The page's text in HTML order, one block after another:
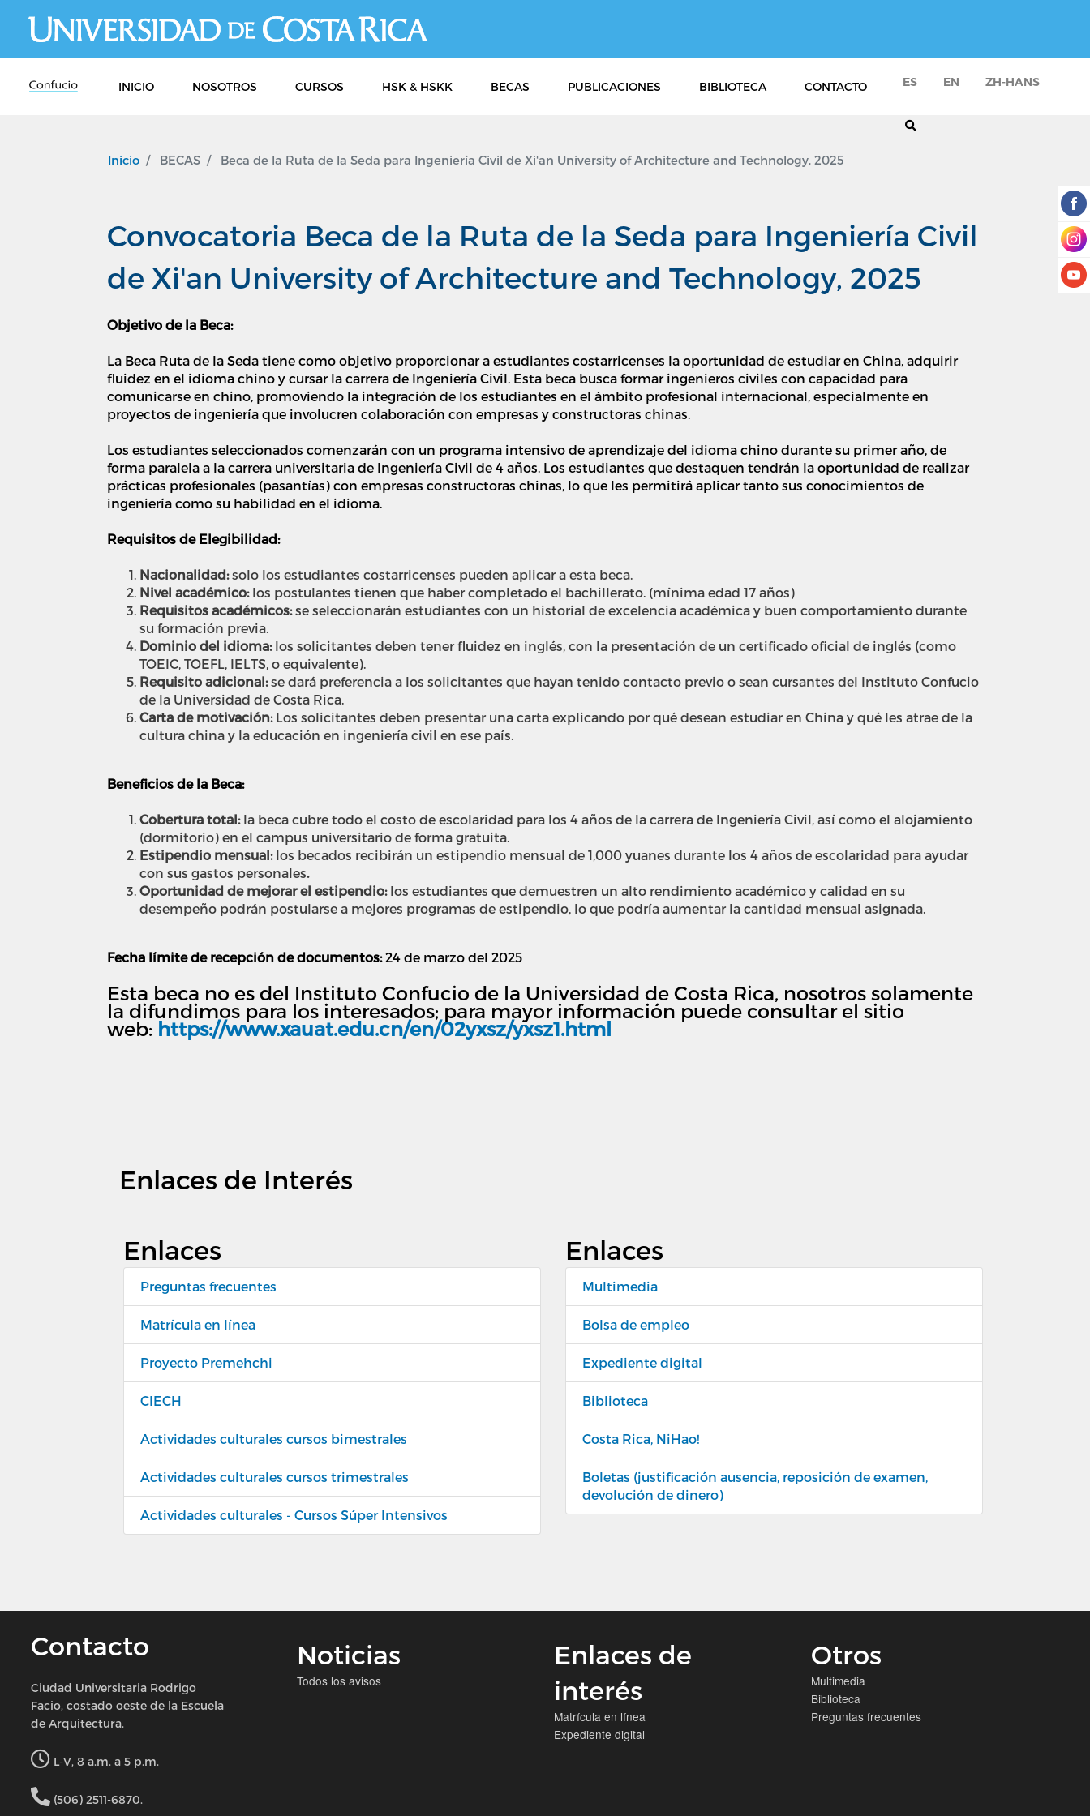
INICIO NOSOTROS CURSOS HSK & HSKK BECAS PUBLICACIONES BIBLIOTECA CONTACTO ES EN ZH-HANS
Inicio BECAS Beca de la Ruta de la Seda para Ingeniería Civil de Xi'an University of Architecture and Technology, 2025
Convocatoria Beca de la Ruta de la Seda para Ingeniería Civil
de Xi'an University of Architecture and Technology, 2025
Objetivo de la Beca:
La Beca Ruta de la Seda tiene como objetivo proporcionar a estudiantes costarricenses la oportunidad de estudiar en China, adquirir
fluidez en el idioma chino y cursar la carrera de Ingeniería Civil. Esta beca busca formar ingenieros civiles con capacidad para
comunicarse en chino, promoviendo la integración de los estudiantes en el ámbito profesional internacional, especialmente en
proyectos de ingeniería que involucren colaboración con empresas y constructoras chinas.
Los estudiantes seleccionados comenzarán con un programa intensivo de aprendizaje del idioma chino durante su primer año, de
forma paralela a la carrera universitaria de Ingeniería Civil de 4 años. Los estudiantes que destaquen tendrán la oportunidad de realizar
prácticas profesionales (pasantías) con empresas constructoras chinas, lo que les permitirá aplicar tanto sus conocimientos de
ingeniería como su habilidad en el idioma.
Requisitos de Elegibilidad:
Nacionalidad:solo los estudiantes costarricenses pueden aplicar a esta beca.
Nivel académico:los postulantes tienen que haber completado el bachillerato. (mínima edad 17 años)
Requisitos académicos: se seleccionarán estudiantes con un historial de excelencia académica y buen comportamiento durante
su formación previa.
Dominio del idioma:los solicitantes deben tener fluidez en inglés, con la presentación de un certificado oficial de inglés (como
TOEIC, TOEFL, IELTS, o equivalente).
Requisito adicional: se dará preferencia a los solicitantes que hayan tenido contacto previo o sean cursantes del Instituto Confucio
de la Universidad de Costa Rica.
Carta de motivación: Los solicitantes deben presentar una carta explicando por qué desean estudiar en China y qué les atrae de la
cultura china y la educación en ingeniería civil en ese país.
Beneficios de la Beca:
Cobertura total:la beca cubre todo el costo de escolaridad para los 4 años de la carrera de Ingeniería Civil, así como el alojamiento
(dormitorio) en el campus universitario de forma gratuita.
Estipendio mensual:los becados recibirán un estipendio mensual de 1,000 yuanes durante los 4 años de escolaridad para ayudar
con sus gastos personales.
Oportunidad de mejorar el estipendio:los estudiantes que demuestren un alto rendimiento académico y calidad en su
desempeño podrán postularse a mejores programas de estipendio, lo que podría aumentar la cantidad mensual asignada.
Fecha límite de recepción de documentos: 24 de marzo del 2025
Esta beca no es del Instituto Confucio de la Universidad de Costa Rica, nosotros solamente
la difundimos para los interesados; para mayor información puede consultar el sitio
web: https://www.xauat.edu.cn/en/02yxsz/yxsz1.html
Enlaces de Interés
Enlaces
Preguntas frecuentes
Matrícula en línea
Proyecto Premehchi
CIECH
Actividades culturales cursos bimestrales
Actividades culturales cursos trimestrales
Actividades culturales - Cursos Súper Intensivos
Enlaces
Multimedia
Bolsa de empleo
Expediente digital
Biblioteca
Costa Rica, NiHao!
Boletas (justificación ausencia, reposición de examen,
devolución de dinero)
Contacto
Ciudad Universitaria Rodrigo
Facio, costado oeste de la Escuela
de Arquitectura.
L-V, 8 a.m. a 5 p.m.
(506) 2511-6870.
Noticias
Todos los avisos
Enlaces de
interés
Matrícula en línea
Expediente digital
Otros
Multimedia
Biblioteca
Preguntas frecuentes